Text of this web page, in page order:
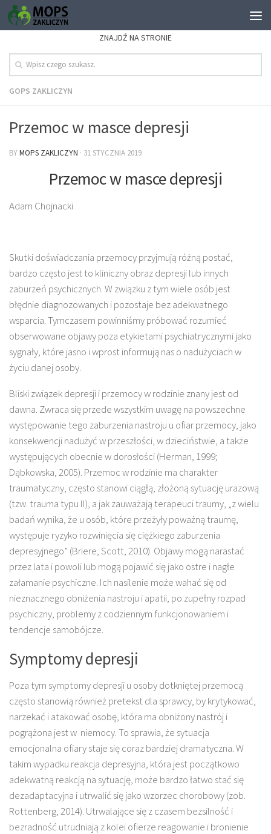
ZNAJDŹ NA STRONIE
GOPS ZAKLICZYN
Przemoc w masce depresji
BYMOPS ZAKLICZYN · 31 STYCZNIA 2019
Przemoc w masce depresji
Adam Chojnacki
Skutki doświadczania przemocy przyjmują różną postać,
bardzo często jest to kliniczny obraz depresji lub innych
zaburzeń psychicznych. W związku z tym wiele osób jest
błędnie diagnozowanych i pozostaje bez adekwatnego
wsparcia. Tymczasem powinniśmy próbować rozumieć
obserwowane objawy poza etykietami psychiatrycznymi jako
sygnały, które jasno i wprost informują nas o nadużyciach w
życiu danej osoby.
Bliski związek depresji i przemocy w rodzinie znany jest od
dawna. Zwraca się przede wszystkim uwagę na powszechne
występowanie tego zaburzenia nastroju u ofiar przemocy, jako
konsekwencji nadużyć w przeszłości, w dzieciństwie, a także
występujących obecnie w dorosłości (Herman, 1999;
Dąbkowska, 2005). Przemoc w rodzinie ma charakter
traumatyczny, często stanowi ciągłą, złożoną sytuację urazową
(tzw. trauma typu II), a jak zauważają terapeuci traumy, „z wielu
badań wynika, że u osób, które przeżyły poważną traumę,
występuje ryzyko rozwinięcia się ciężkiego zaburzenia
depresyjnego” (Briere, Scott, 2010). Objawy mogą narastać
przez lata i powoli lub mogą pojawić się jako ostre i nagłe
załamanie psychiczne. Ich nasilenie może wahać się od
nieznacznego obniżenia nastroju i apatii, po zupełny rozpad
psychiczny, problemy z codziennym funkcjonowaniem i
tendencje samobójcze.
Symptomy depresji
Poza tym symptomy depresji u osoby dotkniętej przemocą
często stanowią również pretekst dla sprawcy, by krytykować,
narzekać i atakować osobę, która ma obniżony nastrój i
pogrążona jest w niemocy. To sprawia, że sytuacja
emocjonalna ofiary staje się coraz bardziej dramatyczna. W
takim wypadku reakcja depresyjna, która jest początkowo
adekwatną reakcją na sytuację, może bardzo łatwo stać się
dezadaptacyjna i utrwalić się jako wzorzec chorobowy (zob.
Rottenberg, 2014). Utrwalające się z czasem bezsilność i
bezradność utrudniają z kolei ofierze reagowanie i bronienie